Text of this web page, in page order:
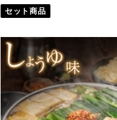
セット商品